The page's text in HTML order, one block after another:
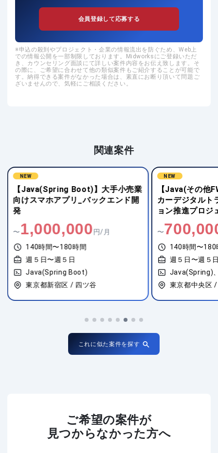
会員登録して応募する
申込の殺到やプロジェクト・企業の情報流出を防ぐため、Web上
での情報公開を一部制限しております。Midworksにご登録いただ
き、カウンセリング面談にて詳しい案件内容をお伝え致します。そ
の際に、ご希望に合わせて他の類似案件もご紹介することが可能で
す。納得できる案件がなかった場合は、素直にお断り頂いて問題ご
ざいませんので、気軽にご相談ください。
関連案件
NEW
【Java(Spring Boot)】大手小売業
向けスマホアプリ_バックエンド開
発
〜1,000,000 円/月
140時間〜180時間
週５日〜週５日
Java(Spring Boot)
東京都新宿区 / 四ツ谷
NEW
【Java(その他
カーデジタルト
ョン推進プロジ
〜
140時間〜180
週５日〜週５
Java(Spring)
東京都中央区
これに似た案件を探す
ご希望の案件が
見つからなかった方へ